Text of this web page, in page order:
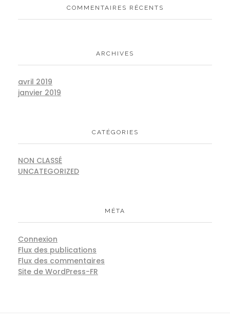
COMMENTAIRES RÉCENTS
ARCHIVES
avril 2019
janvier 2019
CATÉGORIES
NON CLASSÉ
UNCATEGORIZED
MÉTA
Connexion
Flux des publications
Flux des commentaires
Site de WordPress-FR